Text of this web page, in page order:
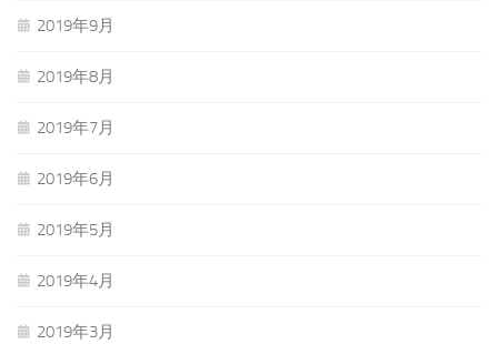
2019年9月
2019年8月
2019年7月
2019年6月
2019年5月
2019年4月
2019年3月